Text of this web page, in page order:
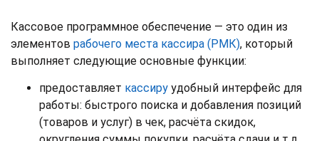
Кассовое программное обеспечение — это один из
элементов рабочего места кассира (РМК), который
выполняет следующие основные функции:
предоставляет кассиру удобный интерфейс для
работы: быстрого поиска и добавления позиций
(товаров и услуг) в чек, расчёта скидок,